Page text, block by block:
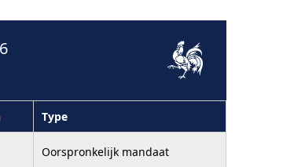
Type
Oorspronkelijk mandaat